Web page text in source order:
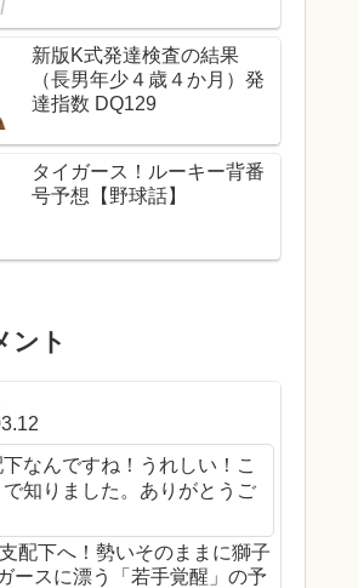
新版K式発達検査の結果
（長男年少４歳４か月）発
達指数 DQ129
タイガース！ルーキー背番
号予想【野球話】
ント
なんですね！うれしい！こ
知りました。ありがとうご
配下へ！勢いそのままに獅子
ースに漂う「若手覚醒」の予